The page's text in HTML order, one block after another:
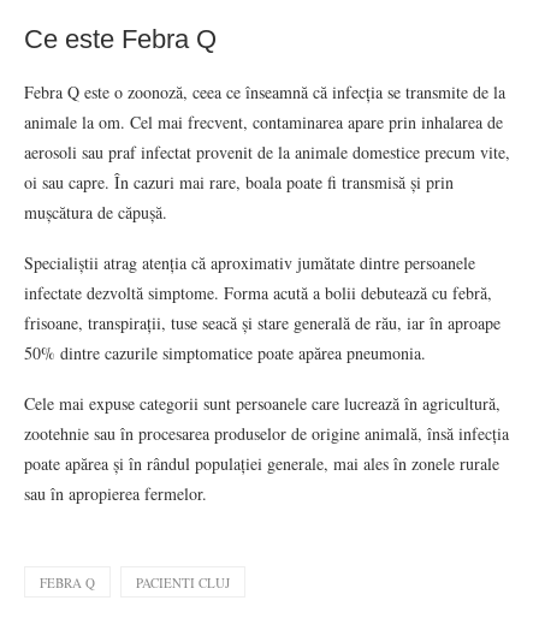
Ce este Febra Q
Febra Q este o zoonoză, ceea ce înseamnă că infecția se transmite de la
animale la om. Cel mai frecvent, contaminarea apare prin inhalarea de
aerosoli sau praf infectat provenit de la animale domestice precum vite,
oi sau capre. În cazuri mai rare, boala poate fi transmisă și prin
mușcătura de căpușă.
Specialiștii atrag atenția că aproximativ jumătate dintre persoanele
infectate dezvoltă simptome. Forma acută a bolii debutează cu febră,
frisoane, transpirații, tuse seacă și stare generală de rău, iar în aproape
50% dintre cazurile simptomatice poate apărea pneumonia.
Cele mai expuse categorii sunt persoanele care lucrează în agricultură,
zootehnie sau în procesarea produselor de origine animală, însă infecția
poate apărea și în rândul populației generale, mai ales în zonele rurale
sau în apropierea fermelor.
FEBRA Q PACIENTI CLUJ